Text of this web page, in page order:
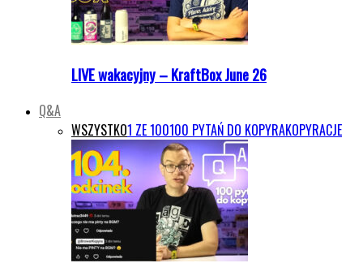
LIVE wakacyjny – KraftBox June 26
Q&A
WSZYSTKO1 ZE 100100 PYTAŃ DO KOPYRAKOPYRACJE